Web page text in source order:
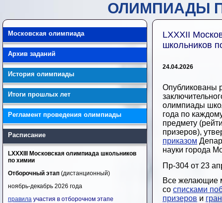
ОЛИМПИАДЫ
Московская олимпиада
Архив заданий
История олимпиады
Итоги прошлых лет
Регламент проведения олимпиады
Расписание
LXXXIII Московская олимпиада школьников
по химии
Отборочный этап (дистанционный)
ноябрь-декабрь 2026 года
правила участия в отборочном этапе
LXXXII
школьников
24.04.2026
Опубликованы
олимпиады
года по
предмету
призеров),
приказом
науки города
Пр-304 от 23
Все желающие
со списками
призеров и